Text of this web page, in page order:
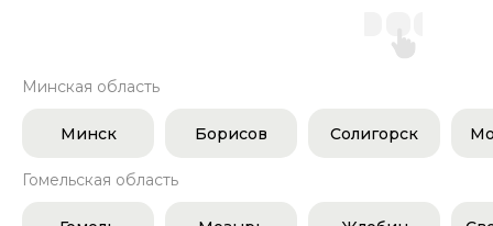
Минская область
Минск Борисов Солигорск
Гомельская область